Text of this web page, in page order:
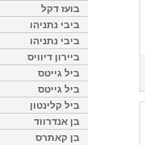
בועז דקל
ביבי נתניהו
ביבי נתניהו
ביירון דיוויס
ביל גייטס
ביל גייטס
ביל קלינטון
בן אנדרווד
בן קאתרס